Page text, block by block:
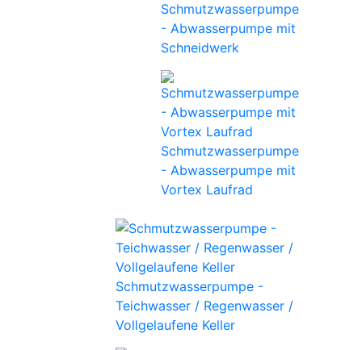
Schmutzwasserpumpe
- Abwasserpumpe mit
Schneidwerk
Schmutzwasserpumpe
- Abwasserpumpe mit
Vortex Laufrad
Schmutzwasserpumpe -
Teichwasser / Regenwasser /
Vollgelaufene Keller